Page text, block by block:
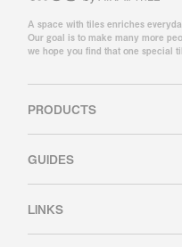
A space with tiles enriches
Our goal is to make many more
we hope you find that one special
PRODUCTS
GUIDES
LINKS